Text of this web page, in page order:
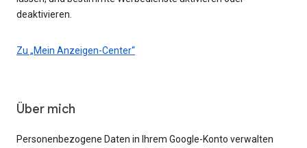
deaktivieren.
Zu „Mein Anzeigen-Center“
Über mich
Personenbezogene Daten in Ihrem Google-Konto verwalten